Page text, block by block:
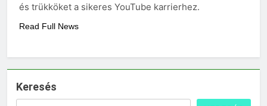
és trükköket a sikeres YouTube karrierhez.
Read Full News
Keresés